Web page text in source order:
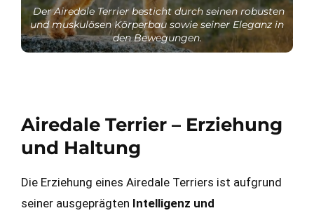
Der Airedale Terrier besticht durch seinen robusten
und muskulösen Körperbau sowie seiner Eleganz in
den Bewegungen.
Airedale Terrier – Erziehung
und Haltung
Die Erziehung eines Airedale Terriers ist aufgrund
seiner ausgeprägten Intelligenz und